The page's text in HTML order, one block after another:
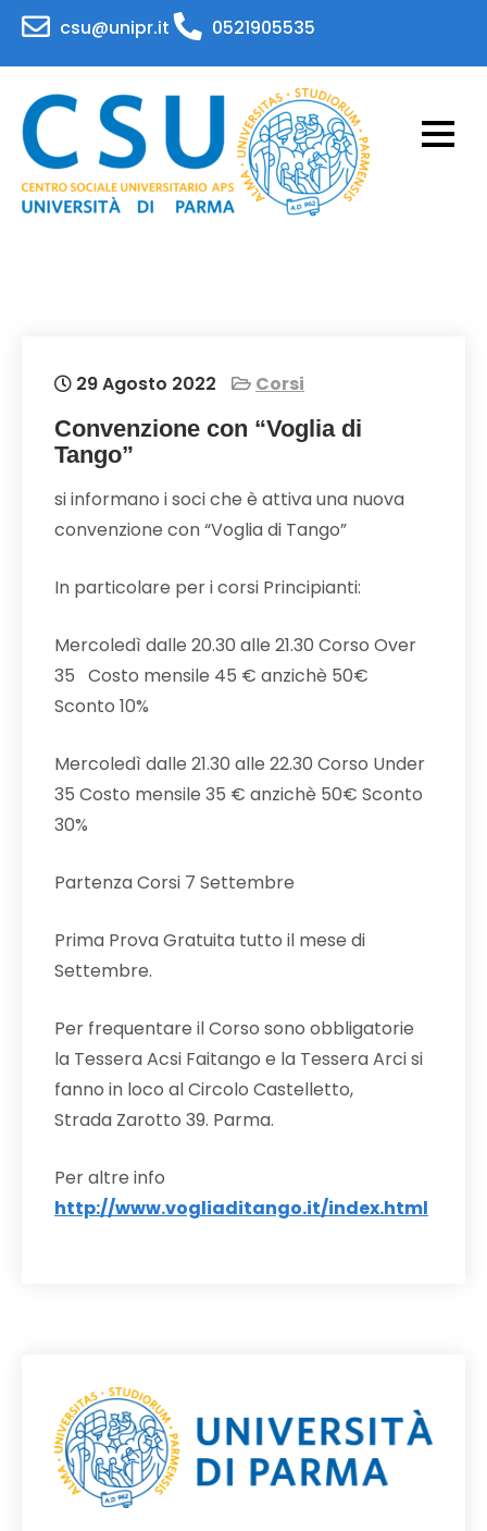
Skip
content
csu@unipr.it 0521905535
29 Agosto 2022 Corsi
Convenzione con “Voglia di
Tango”
si informano i soci che è attiva una nuova
convenzione con “Voglia di Tango”
In particolare per i corsi Principianti:
Mercoledì dalle 20.30 alle 21.30 Corso Over
35 Costo mensile 45 € anzichè 50€
Sconto 10%
Mercoledì dalle 21.30 alle 22.30 Corso Under
35 Costo mensile 35 € anzichè 50€ Sconto
30%
Partenza Corsi 7 Settembre
Prima Prova Gratuita tutto il mese di
Settembre.
Per frequentare il Corso sono obbligatorie
la Tessera Acsi Faitango e la Tessera Arci si
fanno in loco al Circolo Castelletto,
Strada Zarotto 39. Parma.
Per altre info
http://www.vogliaditango.it/index.html